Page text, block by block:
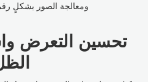
ومعالجة الصور بشكلٍ
تحسين التعرض